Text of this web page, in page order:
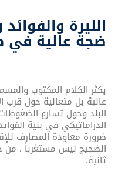
الليرة
ضجة عالية
يكثر الكلام المكتوب
عالية بل متعالية حول قرب
البلد وحول تسارع
الدراماتيكي في بنية
ضرورة معاودة المصارف
الضجيج ليس مستغرباً ، من
ثانية.